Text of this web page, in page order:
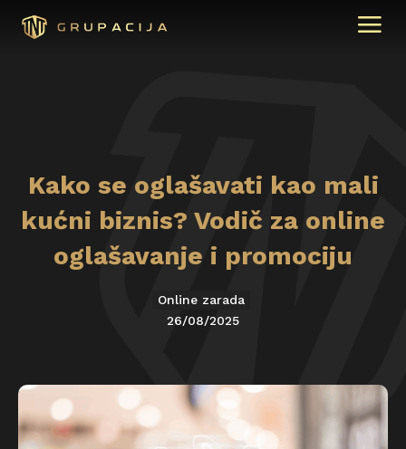
Kako se oglašavati kao mali
kućni biznis? Vodič za online
oglašavanje i promociju
Online zarada
26/08/2025